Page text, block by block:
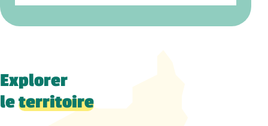
Explorer
leterritoire